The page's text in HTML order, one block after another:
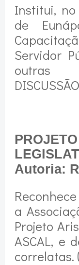
Institui,
de
Servidor
outras
Autoria:
a
Projeto
ASCAL, e
correlatas.